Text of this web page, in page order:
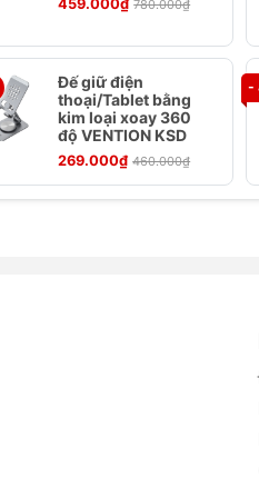
Bike Phone Mount
nhôm
Thoại Baseus
từ chất liệu cao cấp, đảm
cách an toàn trên ghi
459.000₫ 780.000₫
Đế giữ điện
thoại/Tablet bằng
kim loại xoay 360
độ VENTION KSD
269.000₫ 460.000₫
-